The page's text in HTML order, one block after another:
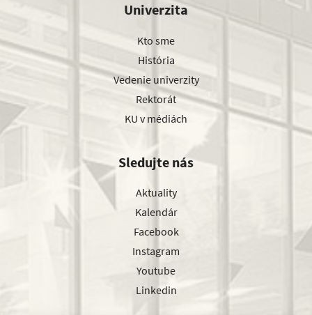
Univerzita
Kto sme
História
Vedenie univerzity
Rektorát
KU v médiách
Sledujte nás
Aktuality
Kalendár
Facebook
Instagram
Youtube
Linkedin